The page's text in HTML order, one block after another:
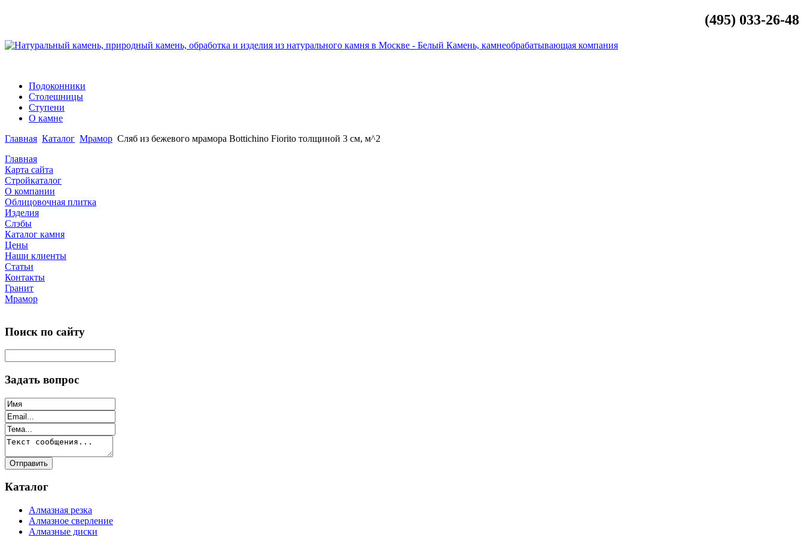
(495) 033-26-48
Подоконники
Столешницы
Ступени
О камне
Главная Каталог Мрамор Сляб из бежевого мрамора Bottichino Fiorito толщиной 3 см, м^2
Главная
Карта сайта
Стройкаталог
О компании
Облицовочная плитка
Изделия
Слэбы
Каталог камня
Цены
Наши клиенты
Статьи
Контакты
Гранит
Мрамор
Поиск по сайту
Задать вопрос
Каталог
Алмазная резка
Алмазное сверление
Алмазные диски